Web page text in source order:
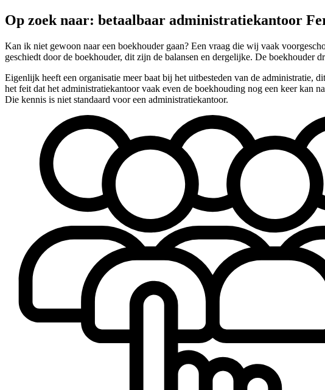
Op zoek naar: betaalbaar administratiekantoor
Kan ik niet gewoon naar een boekhouder gaan? Een vraag die wij vaak
geschiedt door de boekhouder, dit zijn de balansen en dergelijke. De boekhouder
Eigenlijk heeft een organisatie meer baat bij het uitbesteden van de administratie,
het feit dat het administratiekantoor vaak even de boekhouding nog een keer kan
Die kennis is niet standaard voor een administratiekantoor.